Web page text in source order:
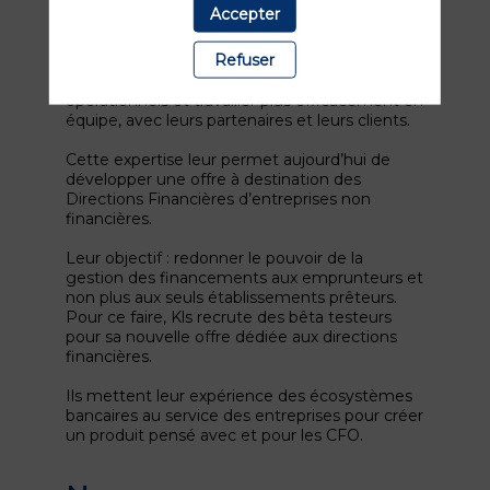
(dont 250 prêteurs et 2 250 emprunteurs), la
Fintech propose des solutions de pilotage de
financements corporates, collaboratives et
intuitives, pour réduire les risques
opérationnels et travailler plus efficacement en
équipe, avec leurs partenaires et leurs clients.
Cette expertise leur permet aujourd’hui de
développer une offre à destination des
Directions Financières d’entreprises non
financières.
Leur objectif : redonner le pouvoir de la
gestion des financements aux emprunteurs et
non plus aux seuls établissements prêteurs.
Pour ce faire, Kls recrute des bêta testeurs
pour sa nouvelle offre dédiée aux directions
financières.
Ils mettent leur expérience des écosystèmes
bancaires au service des entreprises pour créer
un produit pensé avec et pour les CFO.
Accepter
Refuser